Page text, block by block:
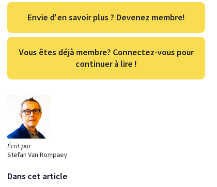
Écrit par
Stefan Van Rompaey
Dans cet article
Envie d'en savoir plus ? Devenez membre!
Vous êtes déjà membre? Connectez-vous pour
continuer à lire !